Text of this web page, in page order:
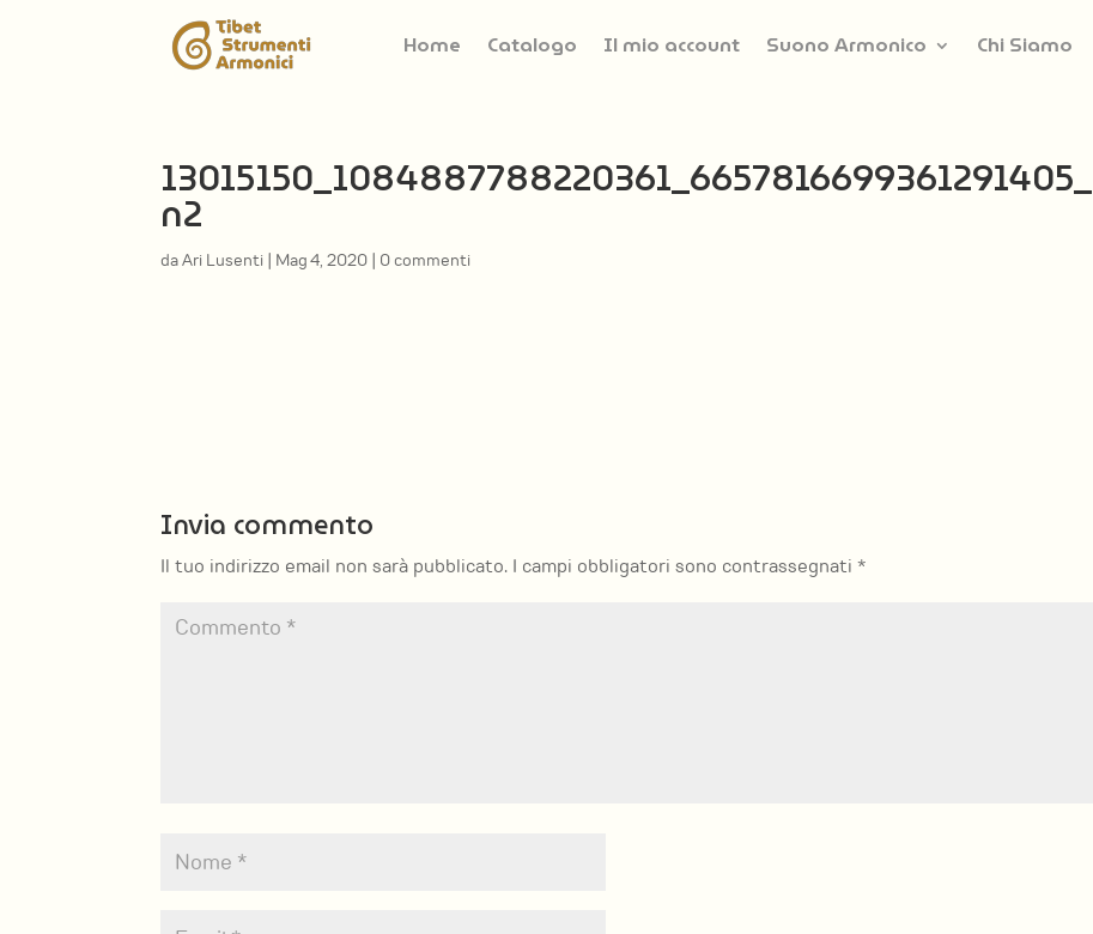
Home Catalogo Il mio account Suono Armonico Chi Siamo
13015150_1084887788220361_6657816699361291405_
n2
daAri Lusenti | Mag 4, 2020 | 0 commenti
Invia commento
Il tuo indirizzo email non sarà pubblicato. I campi obbligatori sono contrassegnati*